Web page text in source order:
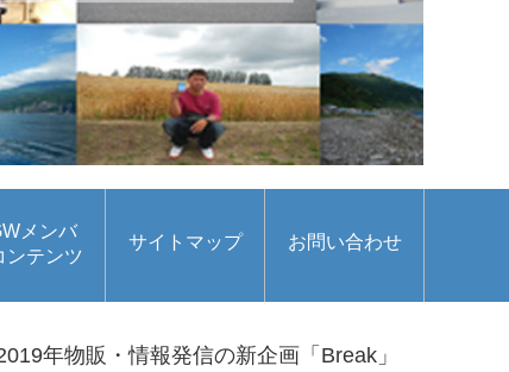
メンバ
ンテンツ
サイトマップ お問い合わせ
年物販・情報発信の新企画「Break」